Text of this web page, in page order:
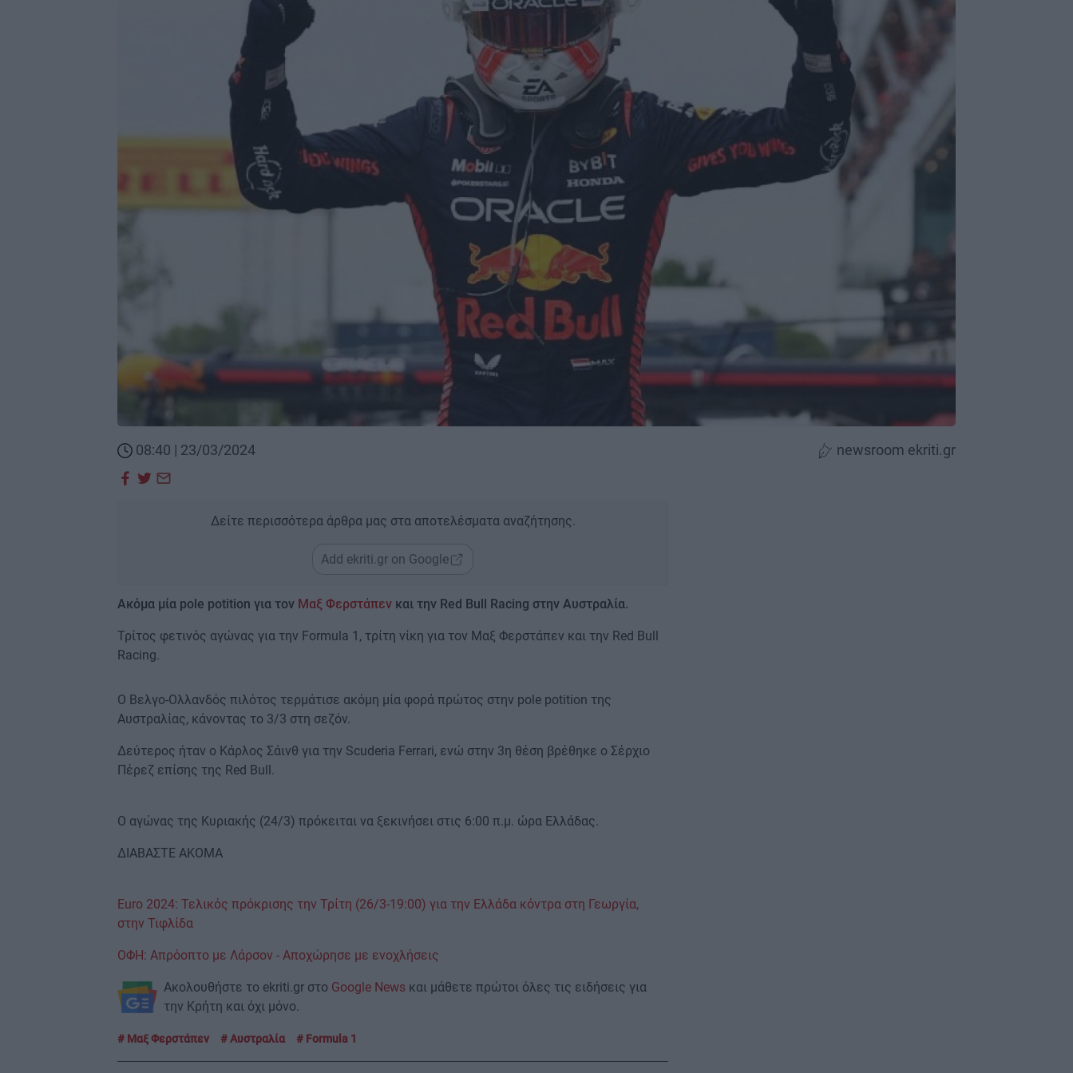
08:40 | 23/03/2024 newsroom ekriti.gr
Δείτε περισσότερα άρθρα μας στα αποτελέσματα αναζήτησης.
Add ekriti.gr on Google
Ακόμα μία pole potition για τον Μαξ Φερστάπεν και την Red Bull Racing στην Αυστραλία.
Τρίτος φετινός αγώνας για την Formula 1, τρίτη νίκη για τον Μαξ Φερστάπεν και την Red Bull
Racing.
Ο Βελγο-Ολλανδός πιλότος τερμάτισε ακόμη μία φορά πρώτος στην pole potition της
Αυστραλίας, κάνοντας το 3/3 στη σεζόν.
Δεύτερος ήταν ο Κάρλος Σάινθ για την Scuderia Ferrari, ενώ στην 3η θέση βρέθηκε ο Σέρχιο
Πέρεζ επίσης της Red Bull.
Ο αγώνας της Κυριακής (24/3) πρόκειται να ξεκινήσει στις 6:00 π.μ. ώρα Ελλάδας.
ΔΙΑΒΑΣΤΕ ΑΚΟΜΑ
Euro 2024: Τελικός πρόκρισης την Τρίτη (26/3-19:00) για την Ελλάδα κόντρα στη Γεωργία,
στην Τιφλίδα
ΟΦΗ: Απρόοπτο με Λάρσον - Αποχώρησε με ενοχλήσεις
Ακολουθήστε το ekriti.gr στο Google News και μάθετε πρώτοι όλες τις ειδήσεις για
την Κρήτη και όχι μόνο.
Μαξ Φερστάπεν Αυστραλία Formula 1